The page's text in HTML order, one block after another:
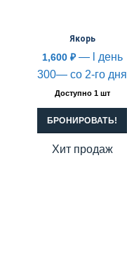
Якорь
1,600 ₽— l день
300— со 2-го дня
Доступно 1 шт
БРОНИРОВАТЬ!
Хит продаж